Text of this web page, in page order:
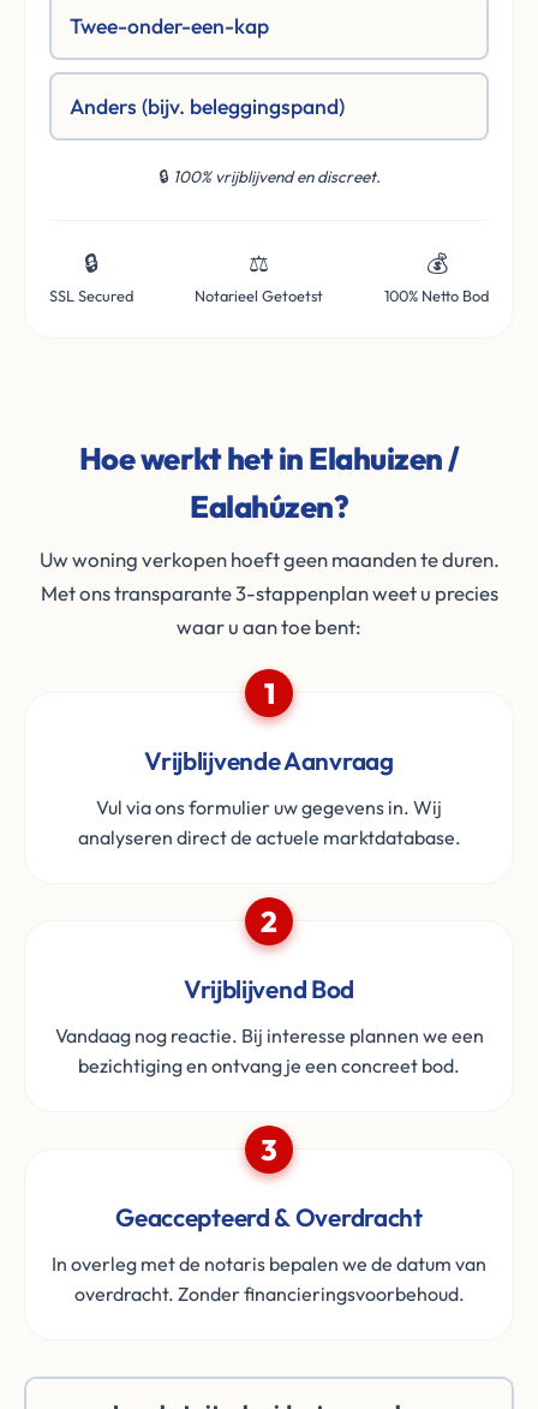
Twee-onder-een-kap
Anders (bijv. beleggingspand)
🔒 100% vrijblijvend en discreet.
🔒
SSL Secured
⚖️
Notarieel Getoetst
💰
100% Netto Bod
Hoe werkt het in Elahuizen /
Ealahúzen?
Uw woning verkopen hoeft geen maanden te duren.
Met ons transparante 3-stappenplan weet u precies
waar u aan toe bent:
1
Vrijblijvende Aanvraag
Vul via ons formulier uw gegevens in. Wij
analyseren direct de actuele marktdatabase.
2
Vrijblijvend Bod
Vandaag nog reactie. Bij interesse plannen we een
bezichtiging en ontvang je een concreet bod.
3
Geaccepteerd & Overdracht
In overleg met de notaris bepalen we de datum van
overdracht. Zonder financieringsvoorbehoud.